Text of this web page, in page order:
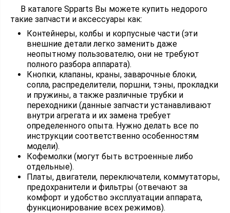
В каталоге Spparts Вы можете купить недорого
такие запчасти и аксессуары как:
Контейнеры, колбы и корпусные части (эти
внешние детали легко заменить даже
неопытному пользователю, они не требуют
полного разбора аппарата).
Кнопки, клапаны, краны, заварочные блоки,
сопла, распределители, поршни, тэны, прокладки
и пружины, а также различные трубки и
переходники (данные запчасти устанавливают
внутри агрегата и их замена требует
определенного опыта. Нужно делать все по
инструкции соответственно особенностям
модели).
Кофемолки (могут быть встроенные либо
отдельные).
Платы, двигатели, переключатели, коммутаторы,
предохранители и фильтры (отвечают за
комфорт и удобство эксплуатации аппарата,
функционирование всех режимов).